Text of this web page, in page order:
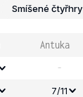
Smíšené čtyřhry
Antuka
-
7/11